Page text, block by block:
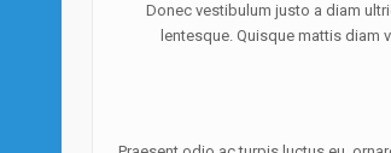
Donec vestibulum justo a diam
lentesque. Quisque mattis diam